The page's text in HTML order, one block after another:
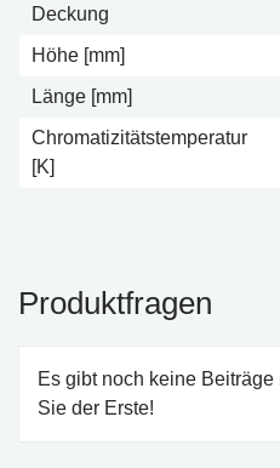
Deckung
Höhe [mm]
Länge [mm]
Chromatizitätstemperatur
[K]
Produktfragen
Es gibt noch keine
Sie der Erste!